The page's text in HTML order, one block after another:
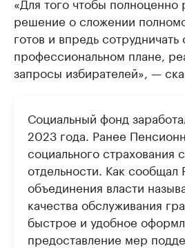
решение о сложении
готов и впредь
профессиональном плане,
запросы избирателей», —
Социальный фонд
2023 года. Ранее
социального страхования
отдельности. Как сообщал
объединения власти
качества обслуживания
быстрое и удобное
предоставление мер